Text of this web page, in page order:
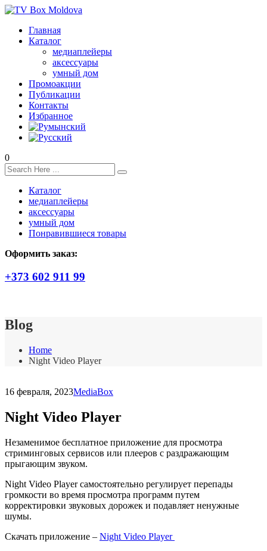
Главная
Каталог
медиаплейеры
аксессуары
умный дом
Промоакции
Публикации
Контакты
Избранное
0
Каталог
медиаплейеры
аксессуары
умный дом
Понравившиеся товары
Оформить заказ:
+373 602 911 99
Blog
Home
Night Video Player
16 февраля, 2023MediaBox
Night Video Player
Незаменимое бесплатное приложение для просмотра
стриминговых сервисов или плееров с раздражающим
прыгающим звуком.
Night Video Player самостоятельно регулирует перепады
громкости во время просмотра программ путем
корректировки звуковых дорожек и подавляет ненужные
шумы.
Скачать приложение – Night Video Player